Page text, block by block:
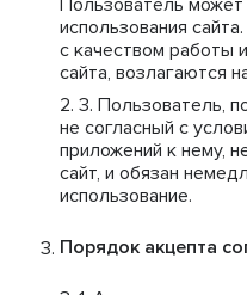
Пользователь может
использования
с качеством работы
сайта, возлагаются
Пользователь,
не согласный с
приложений к нему,
сайт, и обязан
использование.
Порядок акцепта